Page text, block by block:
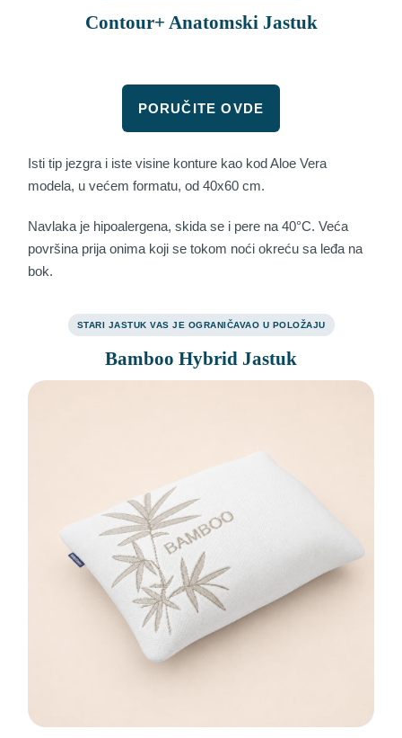
Contour+ Anatomski Jastuk
PORUČITE OVDE
Isti tip jezgra i iste visine konture kao kod Aloe Vera
modela, u većem formatu, od 40x60 cm.
Navlaka je hipoalergena, skida se i pere na 40°C. Veća
površina prija onima koji se tokom noći okreću sa leđa na
bok.
STARI JASTUK VAS JE OGRANIČAVAO U POLOŽAJU
Bamboo Hybrid Jastuk